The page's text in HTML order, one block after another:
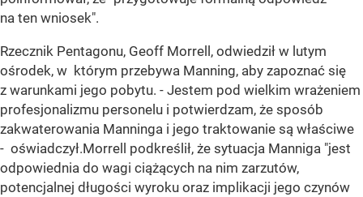
na ten wniosek".
Rzecznik Pentagonu, Geoff Morrell, odwiedził w lutym
ośrodek, w którym przebywa Manning, aby zapoznać się
z warunkami jego pobytu. - Jestem pod wielkim wrażeniem
profesjonalizmu personelu i potwierdzam, że sposób
zakwaterowania Manninga i jego traktowanie są właściwe
- oświadczył.Morrell podkreślił, że sytuacja Manniga "jest
odpowiednia do wagi ciążących na nim zarzutów,
potencjalnej długości wyroku oraz implikacji jego czynów